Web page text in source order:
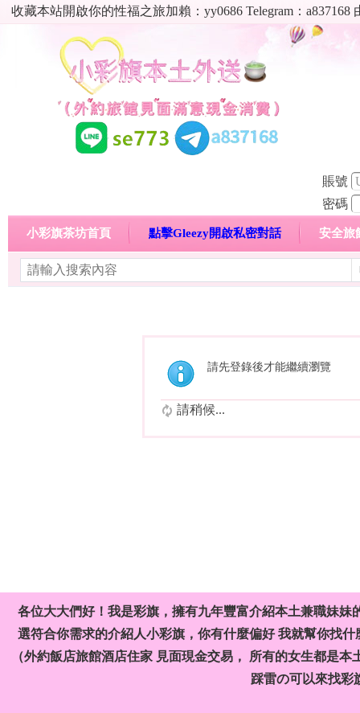
收藏本站開啟你的性福之旅加賴：yy0686 Telegram：
賬號
密碼
小彩旗茶坊首頁 點擊Gleezy開啟私密對話 安全旅
請先登錄後才能繼續瀏覽
請稍候...
各位大大們好！我是彩旗，擁有九年豐富介紹本土兼職妹
選符合你需求的介紹人小彩旗，你有什麼偏好 我就幫你找
（外約飯店旅館酒店住家 見面現金交易， 所有的女生都是
踩雷の可以來找彩